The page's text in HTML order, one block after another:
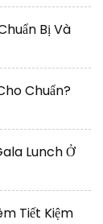
Bị Và
Chuẩn?
Lunch Ở
Tiết Kiệm